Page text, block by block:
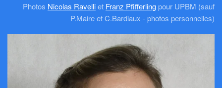
Photos Nicolas Ravelliet Franz Pfifferlingpour UPBM (sauf
P.Maire et C.Bardiaux - photos personnelles)